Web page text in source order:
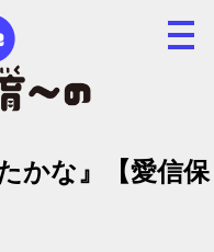
かな』【愛信保